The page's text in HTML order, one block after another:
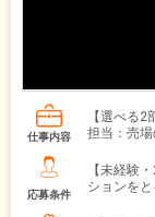
仕事内容
【選べる
担当：売
応募条件
【未経験
ションを